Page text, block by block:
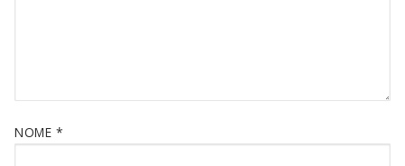
NOME *